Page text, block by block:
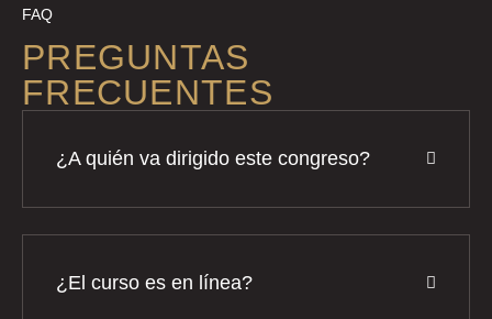
FAQ
PREGUNTAS
FRECUENTES
¿A quién va dirigido este congreso?
¿El curso es en línea?